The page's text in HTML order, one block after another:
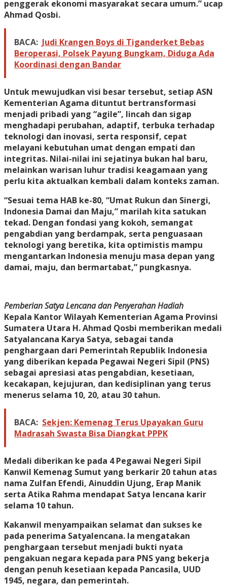
penggerak ekonomi masyarakat secara umum.” ucap
Ahmad Qosbi.
BACA: Judi Krangen Boys di Tiganderket Bebas
Beroperasi, Polsek Payung Bungkam, Diduga Ada
Koordinasi dengan Bandar
Untuk mewujudkan visi besar tersebut, setiap ASN
Kementerian Agama dituntut bertransformasi
menjadi pribadi yang “agile”, lincah dan sigap
menghadapi perubahan, adaptif, terbuka terhadap
teknologi dan inovasi, serta responsif, cepat
melayani kebutuhan umat dengan empati dan
integritas. Nilai-nilai ini sejatinya bukan hal baru,
melainkan warisan luhur tradisi keagamaan yang
perlu kita aktualkan kembali dalam konteks zaman.
“Sesuai tema HAB ke-80, “Umat Rukun dan Sinergi,
Indonesia Damai dan Maju,” marilah kita satukan
tekad. Dengan fondasi yang kokoh, semangat
pengabdian yang berdampak, serta penguasaan
teknologi yang beretika, kita optimistis mampu
mengantarkan Indonesia menuju masa depan yang
damai, maju, dan bermartabat,” pungkasnya.
Pemberian Satya Lencana dan Penyerahan Hadiah
Kepala Kantor Wilayah Kementerian Agama Provinsi
Sumatera Utara H. Ahmad Qosbi memberikan medali
Satyalancana Karya Satya, sebagai tanda
penghargaan dari Pemerintah Republik Indonesia
yang diberikan kepada Pegawai Negeri Sipil (PNS)
sebagai apresiasi atas pengabdian, kesetiaan,
kecakapan, kejujuran, dan kedisiplinan yang terus
menerus selama 10, 20, atau 30 tahun.
BACA: Sekjen: Kemenag Terus Upayakan Guru
Madrasah Swasta Bisa Diangkat PPPK
Medali diberikan ke pada 4 Pegawai Negeri Sipil
Kanwil Kemenag Sumut yang berkarir 20 tahun atas
nama Zulfan Efendi, Ainuddin Ujung, Erap Manik
serta Atika Rahma mendapat Satya lencana karir
selama 10 tahun.
Kakanwil menyampaikan selamat dan sukses ke
pada penerima Satyalencana. Ia mengatakan
penghargaan tersebut menjadi bukti nyata
pengakuan negara kepada para PNS yang bekerja
dengan penuh kesetiaan kepada Pancasila, UUD
1945, negara, dan pemerintah.